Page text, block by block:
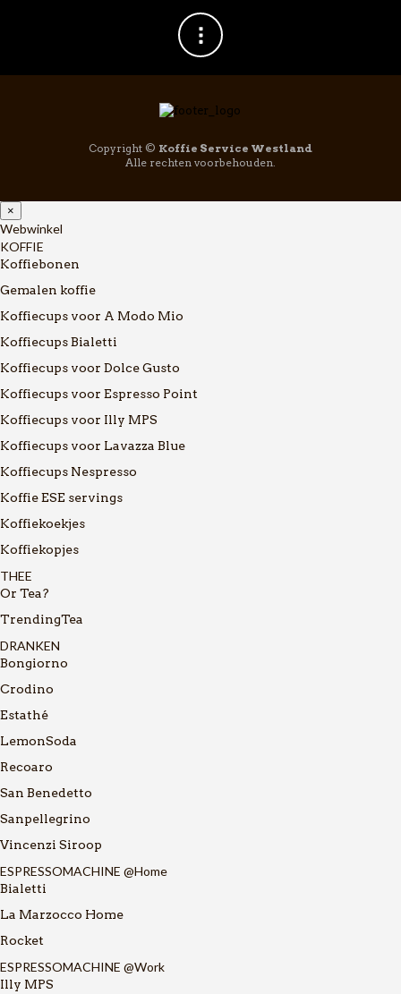
Copyright © Koffie Service Westland
Alle rechten voorbehouden.
×
Webwinkel
KOFFIE
Koffiebonen
Gemalen koffie
Koffiecups voor A Modo Mio
Koffiecups Bialetti
Koffiecups voor Dolce Gusto
Koffiecups voor Espresso Point
Koffiecups voor Illy MPS
Koffiecups voor Lavazza Blue
Koffiecups Nespresso
Koffie ESE servings
Koffiekoekjes
Koffiekopjes
THEE
Or Tea?
TrendingTea
DRANKEN
Bongiorno
Crodino
Estathé
LemonSoda
Recoaro
San Benedetto
Sanpellegrino
Vincenzi Siroop
ESPRESSOMACHINE @Home
Bialetti
La Marzocco Home
Rocket
ESPRESSOMACHINE @Work
Illy MPS